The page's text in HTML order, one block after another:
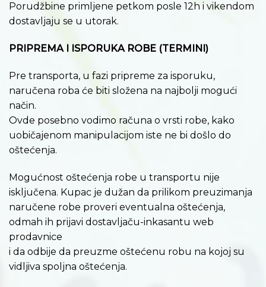
Porudžbine primljene petkom posle 12h i vikendom
dostavljaju se u utorak.
PRIPREMA I ISPORUKA ROBE (TERMINI)
Pre transporta, u fazi pripreme za isporuku,
naručena roba će biti složena na najbolji mogući
način.
Ovde posebno vodimo računa o vrsti robe, kako
uobičajenom manipulacijom iste ne bi došlo do
oštećenja.
Mogućnost oštećenja robe u transportu nije
isključena. Kupac je dužan da prilikom preuzimanja
naručene robe proveri eventualna oštećenja,
odmah ih prijavi dostavljaču-inkasantu web
prodavnice
i da odbije da preuzme oštećenu robu na kojoj su
vidljiva spoljna oštećenja.